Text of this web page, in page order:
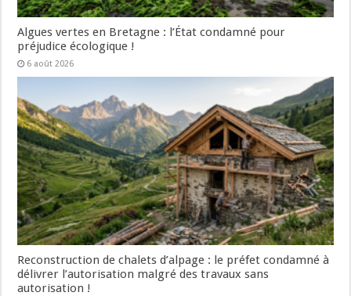
Algues vertes en Bretagne : l’État condamné pour
préjudice écologique !
6 août 2026
Reconstruction de chalets d’alpage : le préfet condamné à
délivrer l’autorisation malgré des travaux sans
autorisation !